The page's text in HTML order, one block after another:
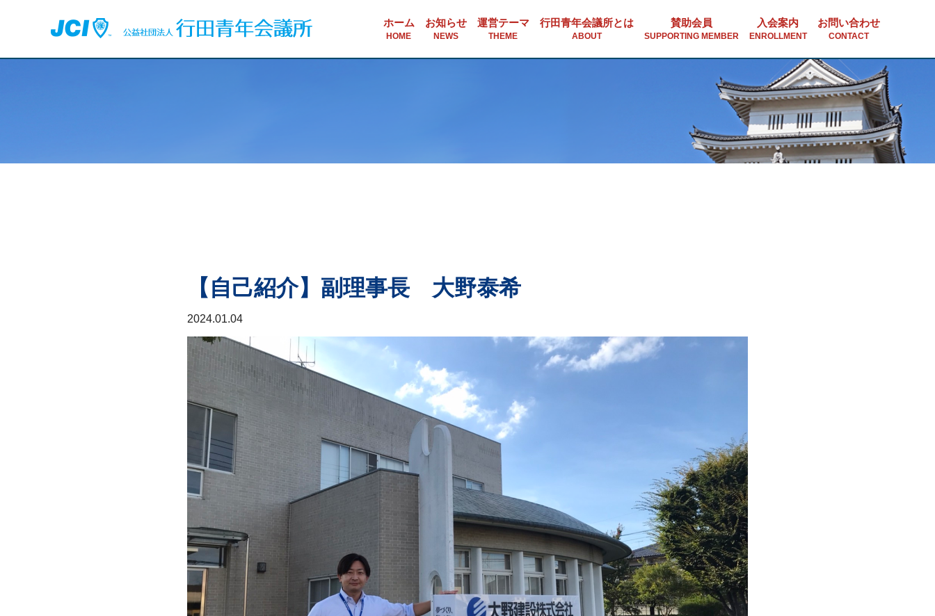
ホーム
HOME
お知らせ
NEWS
運営テーマ
THEME
行田青年会議所とは
ABOUT
賛助会員
SUPPORTING MEMBER
入会案内
ENROLLMENT
お問い合わせ
CONTACT
【自己紹介】副理事長 大野泰希
2024.01.04